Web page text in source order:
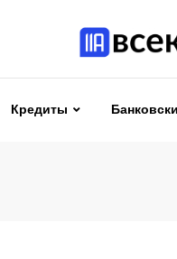
Кредиты